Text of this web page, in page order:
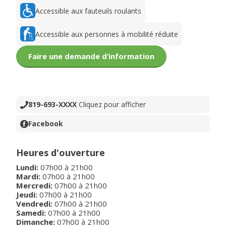
Accessible aux fauteuils roulants
Accessible aux personnes à mobilité réduite
Faire une demande d’information
819-693-XXXX Cliquez pour afficher
Facebook
Heures d'ouverture
Lundi: 07h00 à 21h00
Mardi: 07h00 à 21h00
Mercredi: 07h00 à 21h00
Jeudi: 07h00 à 21h00
Vendredi: 07h00 à 21h00
Samedi: 07h00 à 21h00
Dimanche: 07h00 à 21h00